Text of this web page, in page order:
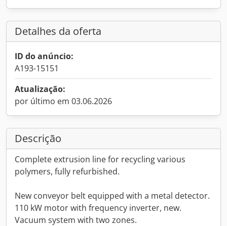
Detalhes da oferta
ID do anúncio:
A193-15151
Atualização:
por último em 03.06.2026
Descrição
Complete extrusion line for recycling various
polymers, fully refurbished.
New conveyor belt equipped with a metal detector.
110 kW motor with frequency inverter, new.
Vacuum system with two zones.